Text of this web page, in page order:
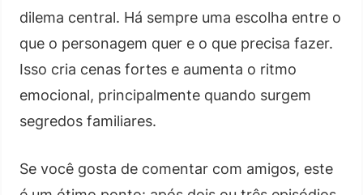
dilema central. Há sempre uma escolha entre o
que o personagem quer e o que precisa fazer.
Isso cria cenas fortes e aumenta o ritmo
emocional, principalmente quando surgem
segredos familiares.
Se você gosta de comentar com amigos, este